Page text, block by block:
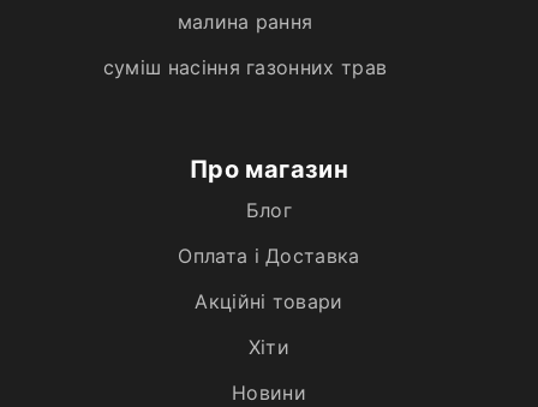
малина рання
суміш насіння газонних трав
Про магазин
Блог
Оплата і Доставка
Акційні товари
Хiти
Новини